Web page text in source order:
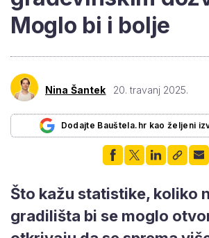
Moglo bi i bolje
Nina Šantek 20. travanj 2025.
Dodajte Bauštela.hr kao željeni
Što kažu statistike, koliko
gradilišta bi se moglo